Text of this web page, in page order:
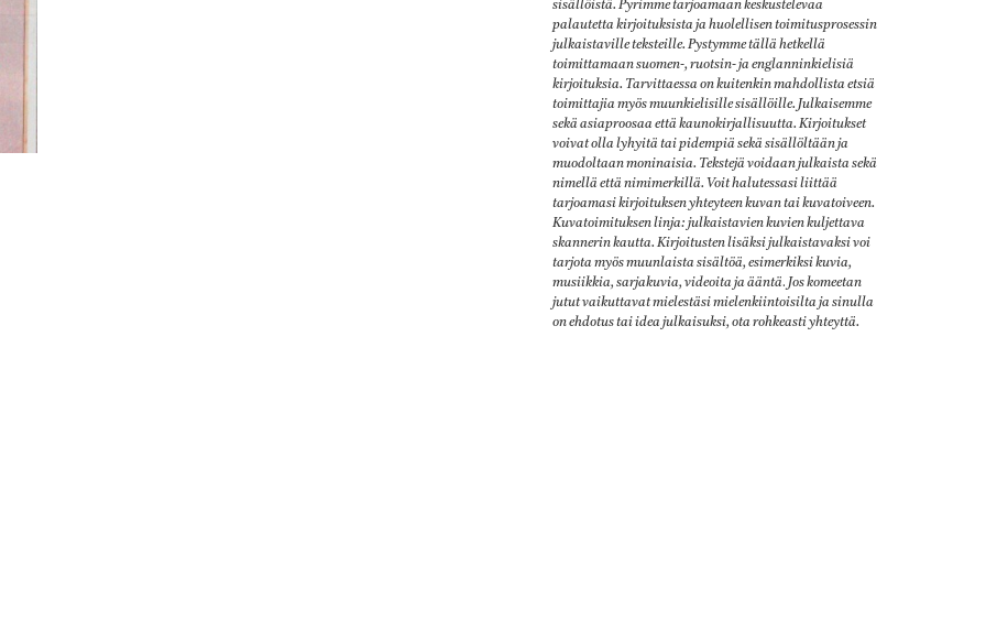
sisällöistä. Pyrimme tarjoamaan keskustelevaa
palautetta kirjoituksista ja huolellisen toimitusprosessin
julkaistaville teksteille. Pystymme tällä hetkellä
toimittamaan suomen-, ruotsin- ja englanninkielisiä
kirjoituksia. Tarvittaessa on kuitenkin mahdollista etsiä
toimittajia myös muunkielisille sisällöille. Julkaisemme
sekä asiaproosaa että kaunokirjallisuutta. Kirjoitukset
voivat olla lyhyitä tai pidempiä sekä sisällöltään ja
muodoltaan moninaisia. Tekstejä voidaan julkaista sekä
nimellä että nimimerkillä. Voit halutessasi liittää
tarjoamasi kirjoituksen yhteyteen kuvan tai kuvatoiveen.
Kuvatoimituksen linja: julkaistavien kuvien kuljettava
skannerin kautta. Kirjoitusten lisäksi julkaistavaksi voi
tarjota myös muunlaista sisältöä, esimerkiksi kuvia,
musiikkia, sarjakuvia, videoita ja ääntä. Jos komeetan
jutut vaikuttavat mielestäsi mielenkiintoisilta ja sinulla
on ehdotus tai idea julkaisuksi, ota rohkeasti yhteyttä.